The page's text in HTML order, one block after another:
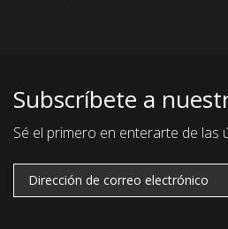
Subscríbete a
Sé el primero en enterarte de las